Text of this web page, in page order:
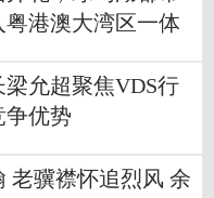
港澳大湾区一体
允超聚焦VDS行
争优势
老骥襟怀追烈风 ​余